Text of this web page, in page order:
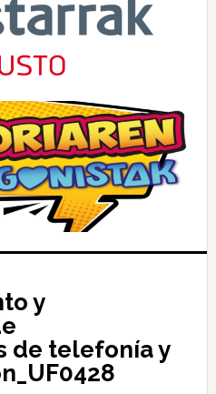
y
de telefonía y